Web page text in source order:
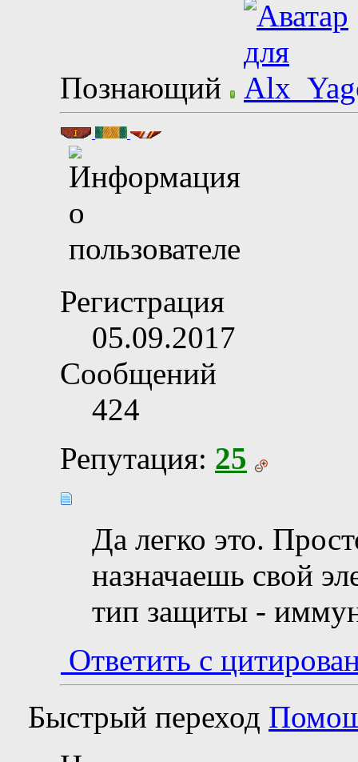
Познающий
Регистрация
05.09.2017
Сообщений
424
Репутация: 25
Да легко это.
назначаешь свой
тип защиты -
Ответить с
Быстрый переход